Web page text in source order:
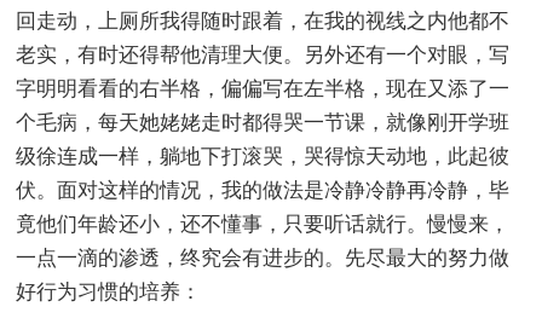
回走动，上厕所我得随时跟着，在我的视线之内他都不
老实，有时还得帮他清理大便。另外还有一个对眼，写
字明明看看的右半格，偏偏写在左半格，现在又添了一
个毛病，每天她姥姥走时都得哭一节课，就像刚开学班
级徐连成一样，躺地下打滚哭，哭得惊天动地，此起彼
伏。面对这样的情况，我的做法是冷静冷静再冷静，毕
竟他们年龄还小，还不懂事，只要听话就行。慢慢来，
一点一滴的渗透，终究会有进步的。先尽最大的努力做
好行为习惯的培养：